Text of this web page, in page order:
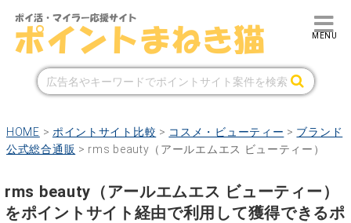
HOME > ポイントサイト比較 > コスメ・ビューティー > ブランド
公式総合通販 > rms beauty（アールエムエス ビューティー）
rms beauty（アールエムエス ビューティー）
をポイントサイト経由で利用して獲得できるポ